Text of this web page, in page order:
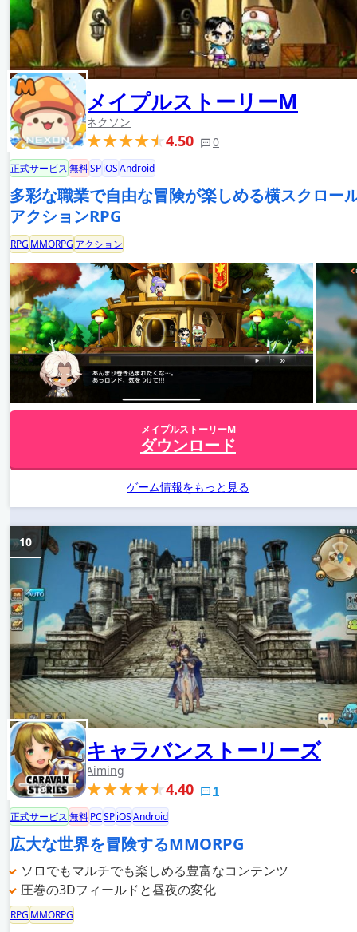
メイプルストーリーM
ネクソン
4.50 0
正式サービス無料SPiOSAndroid
多彩な職業で自由な冒険が楽しめる横スクロー
アクションRPG
RPG MMORPG アクション
メイプルストーリーM
ダウンロード
ゲーム情報をもっと見る
キャラバンストーリーズ
Aiming
4.40 1
10
正式サービス無料PCSPiOSAndroid
広大な世界を冒険するMMORPG
ソロでもマルチでも楽しめる豊富なコンテンツ
圧巻の3Dフィールドと昼夜の変化
RPG MMORPG